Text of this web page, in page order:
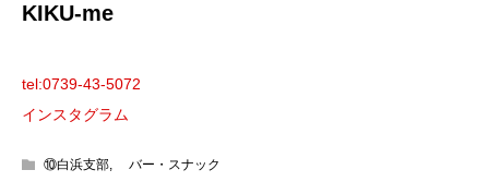
KIKU-me
tel:0739-43-5072
インスタグラム
⑩白浜支部, バー・スナック